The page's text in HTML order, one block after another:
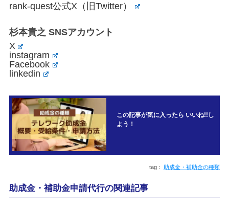
rank-quest公式X（旧Twitter）
杉本貴之 SNSアカウント
X
instagram
Facebook
linkedin
この記事が気に入ったら いいね!!し
よう！
助成金・補助金の種類
助成金・補助金申請代行の関連記事